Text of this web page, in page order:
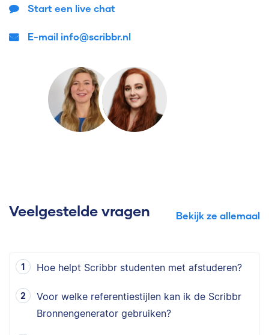
Start een live chat
E-mail info@scribbr.nl
Veelgestelde vragen Bekijk ze allemaal
Hoe helpt Scribbr studenten met afstuderen?
Voor welke referentiestijlen kan ik de Scribbr
Bronnengenerator gebruiken?